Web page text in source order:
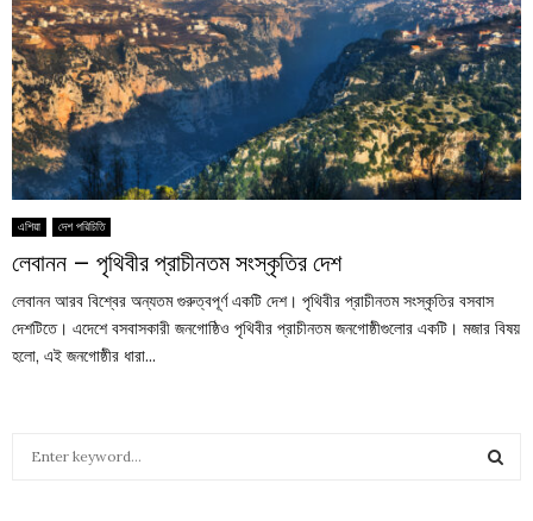
এশিয়া দেশ পরিচিতি
লেবানন – পৃথিবীর প্রাচীনতম সংস্কৃতির দেশ
লেবানন আরব বিশ্বের অন্যতম গুরুত্বপূর্ণ একটি দেশ। পৃথিবীর প্রাচীনতম সংস্কৃতির বসবাস
দেশটিতে। এদেশে বসবাসকারী জনগোষ্ঠিও পৃথিবীর প্রাচীনতম জনগোষ্ঠীগুলোর একটি। মজার বিষয়
হলো, এই জনগোষ্ঠীর ধারা...